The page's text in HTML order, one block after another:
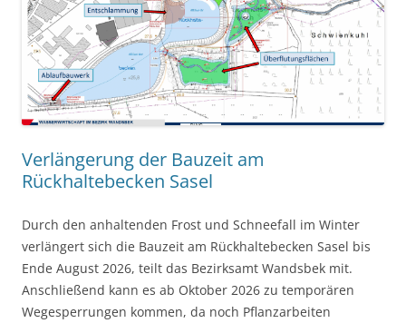
Verlängerung der Bauzeit am
Rückhaltebecken Sasel
Durch den anhaltenden Frost und Schneefall im Winter
verlängert sich die Bauzeit am Rückhaltebecken Sasel bis
Ende August 2026, teilt das Bezirksamt Wandsbek mit.
Anschließend kann es ab Oktober 2026 zu temporären
Wegesperrungen kommen, da noch Pflanzarbeiten